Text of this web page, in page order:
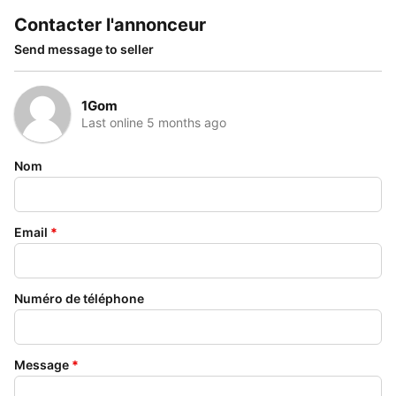
Contacter l'annonceur
Send message to seller
1Gom
Last online 5 months ago
Nom
Email *
Numéro de téléphone
Message *